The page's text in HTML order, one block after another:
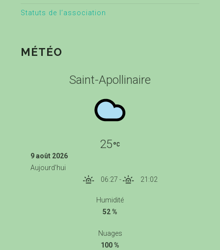
Statuts de l’association
MÉTÉO
Saint-Apollinaire
25
9 août 2026
Aujourd'hui
06:27 - 21:02
Humidité
52 %
Nuages
100 %